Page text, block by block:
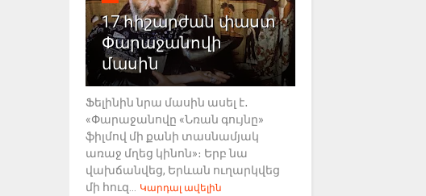
17 հիշարժան փաստ
Փարաջանովի
մասին
Ֆելինին նրա մասին ասել է․
«Փարաջանովը «Նռան գույնը»
ֆիլմով մի քանի տասնամյակ
առաջ մղեց կինոն»։ Երբ նա
վախճանվեց, Երևան ուղարկվեց
մի հուզ...
Կարդալ ավելին